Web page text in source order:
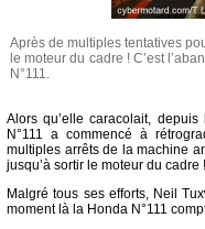
Après de multiples tentatives
le moteur du cadre ! C’est
N°111.
Alors qu’elle caracolait,
N°111 a commencé à
multiples arrêts de la machine
jusqu’à sortir le moteur du cadre !
Malgré tous ses efforts, Neil
moment là la Honda N°111